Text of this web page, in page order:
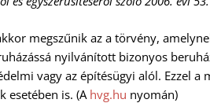
megszűnik az a törvény,
nyilvánított bizonyos
vagy az építésügyi alól. Ezzel a
esetében is. (A hvg.hu nyomán)